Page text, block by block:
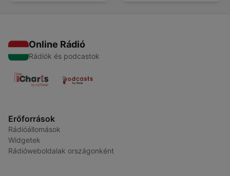
Online Rádió
Rádiók és podcastok
Erőforrások
Rádióállomások
Widgetek
Rádióweboldalak országonként